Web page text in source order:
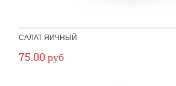
САЛАТ ЯИЧНЫЙ
75.00 руб